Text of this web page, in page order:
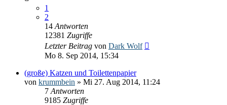
1
2
14 Antworten
12381 Zugriffe
Letzter Beitrag von Dark Wolf
Mo 8. Sep 2014, 15:34
(große) Katzen und Toilettenpapier
von krummbein » Mi 27. Aug 2014, 11:24
7 Antworten
9185 Zugriffe